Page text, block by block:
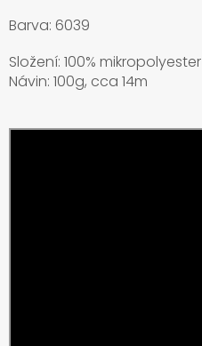
Barva: 6039
Složení: 100% mikropolyester
Návin: 100g, cca 14m